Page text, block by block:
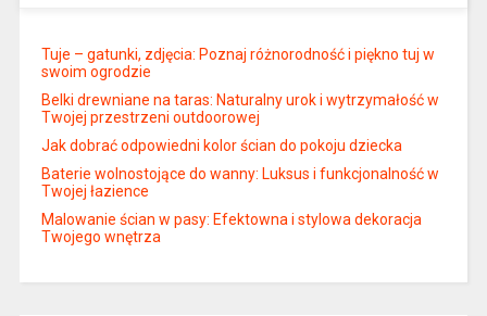
Tuje – gatunki, zdjęcia: Poznaj różnorodność i piękno tuj w
swoim ogrodzie
Belki drewniane na taras: Naturalny urok i wytrzymałość w
Twojej przestrzeni outdoorowej
Jak dobrać odpowiedni kolor ścian do pokoju dziecka
Baterie wolnostojące do wanny: Luksus i funkcjonalność w
Twojej łazience
Malowanie ścian w pasy: Efektowna i stylowa dekoracja
Twojego wnętrza